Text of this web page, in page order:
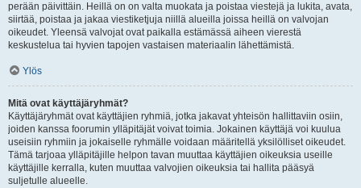
perään päivittäin. Heillä on on valta muokata ja poistaa viestejä ja lukita, avata,
siirtää, poistaa ja jakaa viestiketjuja niillä alueilla joissa heillä on valvojan
oikeudet. Yleensä valvojat ovat paikalla estämässä aiheen vierestä
keskustelua tai hyvien tapojen vastaisen materiaalin lähettämistä.
Ylös
Mitä ovat käyttäjäryhmät?
Käyttäjäryhmät ovat käyttäjien ryhmiä, jotka jakavat yhteisön hallittaviin osiin,
joiden kanssa foorumin ylläpitäjät voivat toimia. Jokainen käyttäjä voi kuulua
useisiin ryhmiin ja jokaiselle ryhmälle voidaan määritellä yksilölliset oikeudet.
Tämä tarjoaa ylläpitäjille helpon tavan muuttaa käyttäjien oikeuksia useille
käyttäjille kerralla, kuten muuttaa valvojien oikeuksia tai hallita pääsyä
suljetulle alueelle.